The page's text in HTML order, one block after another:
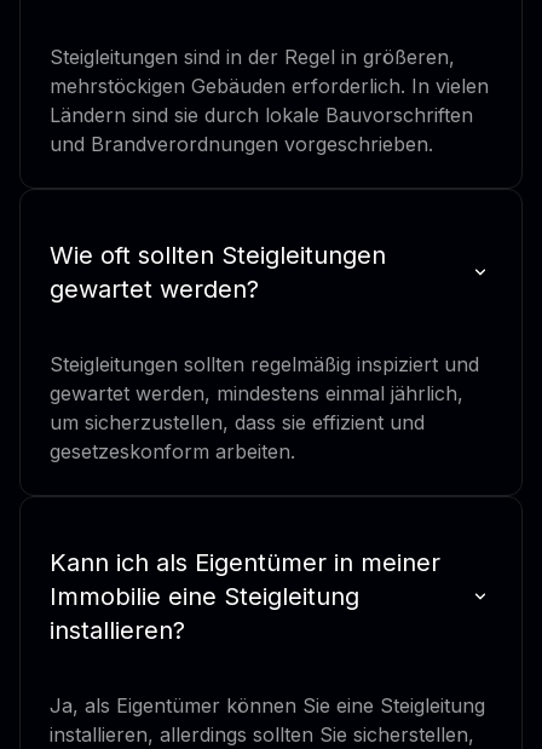
Steigleitungen sind in der Regel in größeren,
mehrstöckigen Gebäuden erforderlich. In vielen
Ländern sind sie durch lokale Bauvorschriften
und Brandverordnungen vorgeschrieben.
Wie oft sollten Steigleitungen
gewartet werden?
Steigleitungen sollten regelmäßig inspiziert und
gewartet werden, mindestens einmal jährlich,
um sicherzustellen, dass sie effizient und
gesetzeskonform arbeiten.
Kann ich als Eigentümer in meiner
Immobilie eine Steigleitung
installieren?
Ja, als Eigentümer können Sie eine Steigleitung
installieren, allerdings sollten Sie sicherstellen,